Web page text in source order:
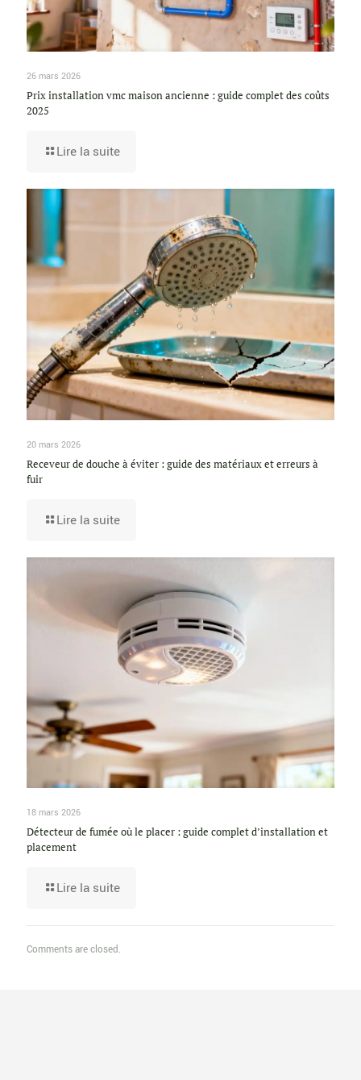
26 mars 2026
Prix installation vmc maison ancienne : guide complet des coûts
2025
Lire la suite
20 mars 2026
Receveur de douche à éviter : guide des matériaux et erreurs à
fuir
Lire la suite
18 mars 2026
Détecteur de fumée où le placer : guide complet d’installation et
placement
Lire la suite
Comments are closed.